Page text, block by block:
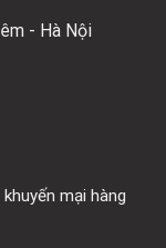
- Hà Nội
mại hàng